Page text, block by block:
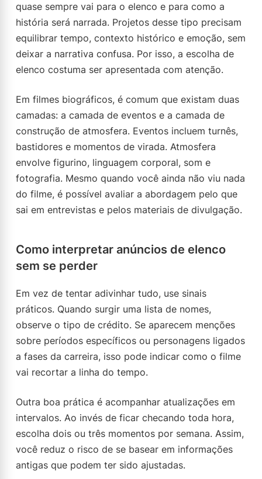
quase sempre vai para o elenco e para como a
história será narrada. Projetos desse tipo precisam
equilibrar tempo, contexto histórico e emoção, sem
deixar a narrativa confusa. Por isso, a escolha de
elenco costuma ser apresentada com atenção.
Em filmes biográficos, é comum que existam duas
camadas: a camada de eventos e a camada de
construção de atmosfera. Eventos incluem turnês,
bastidores e momentos de virada. Atmosfera
envolve figurino, linguagem corporal, som e
fotografia. Mesmo quando você ainda não viu nada
do filme, é possível avaliar a abordagem pelo que
sai em entrevistas e pelos materiais de divulgação.
Como interpretar anúncios de elenco
sem se perder
Em vez de tentar adivinhar tudo, use sinais
práticos. Quando surgir uma lista de nomes,
observe o tipo de crédito. Se aparecem menções
sobre períodos específicos ou personagens ligados
a fases da carreira, isso pode indicar como o filme
vai recortar a linha do tempo.
Outra boa prática é acompanhar atualizações em
intervalos. Ao invés de ficar checando toda hora,
escolha dois ou três momentos por semana. Assim,
você reduz o risco de se basear em informações
antigas que podem ter sido ajustadas.